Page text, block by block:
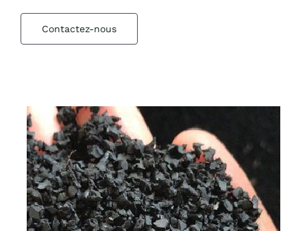
Contactez-nous